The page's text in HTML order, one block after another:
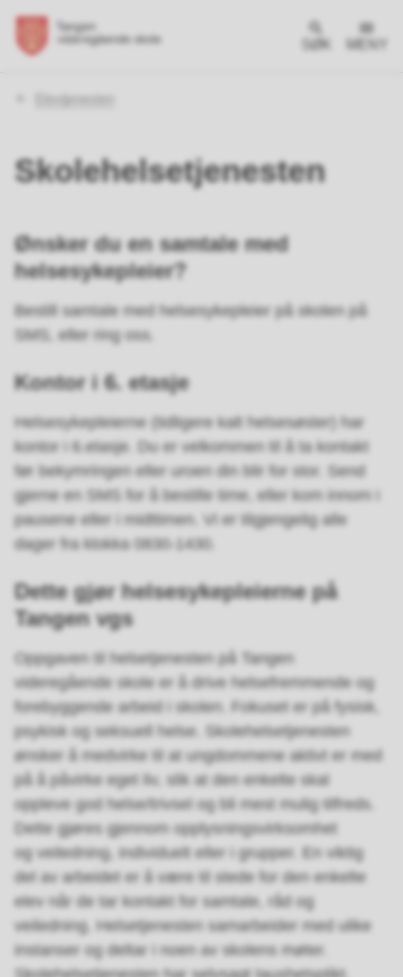
SØK MENY
Elevtjenesten
Skolehelsetjenesten
Ønsker du en samtale med
helsesykepleier?
Bestill samtale med helsesykepleier på skolen på
SMS, eller ring oss.
Kontor i 6. etasje
Helsesykepleierne (tidligere kalt helsesøster) har
kontor i 6.etasje. Du er velkommen til å ta kontakt
før bekymringen eller uroen din blir for stor. Send
gjerne en SMS for å bestille time, eller kom innom i
pausene eller i midttimen. Vi er tilgjengelig alle
dager fra klokka 0830-1430.
Dette gjør helsesykepleierne på
Tangen vgs
Oppgaven til helsetjenesten på Tangen
videregående skole er å drive helsefremmende og
forebyggende arbeid i skolen. Fokuset er på fysisk,
psykisk og seksuell helse. Skolehelsetjenesten
ønsker å medvirke til at ungdommene aktivt er med
på å påvirke eget liv, slik at den enkelte skal
oppleve god helse/trivsel og bli mest mulig tilfreds.
Dette gjøres gjennom opplysningsvirksomhet
og veiledning, individuelt eller i grupper. En viktig
del av arbeidet er å være til stede for den enkelte
elev når de tar kontakt for samtale, råd og
veiledning. Helsetjenesten samarbeider med ulike
instanser og deltar i noen av skolens møter.